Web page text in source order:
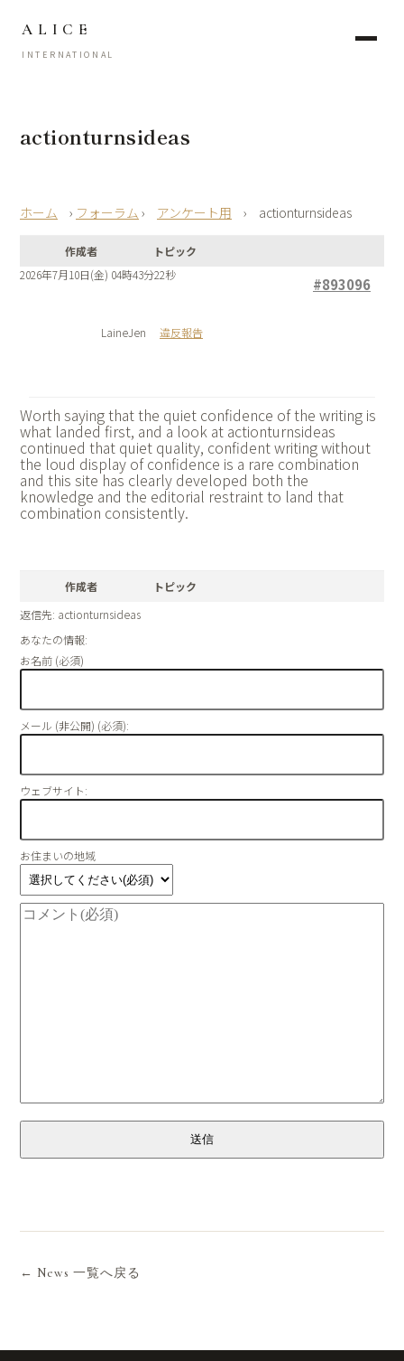
ALICE
INTERNATIONAL
actionturnsideas
› フォーラム › アンケート用 › actionturnsideas
作成者
トピック
2026年7月10日(金) 04時43分22秒
#893096
LaineJen 違反報告
Worth saying that the quiet confidence of the writing is
what landed first, and a look at actionturnsideas
continued that quiet quality, confident writing without
the loud display of confidence is a rare combination
and this site has clearly developed both the
knowledge and the editorial restraint to land that
combination consistently.
作成者
トピック
返信先: actionturnsideas
あなたの情報:
お名前 (必須)
メール (非公開) (必須):
ウェブサイト:
お住まいの地域
送信
← News 一覧へ戻る